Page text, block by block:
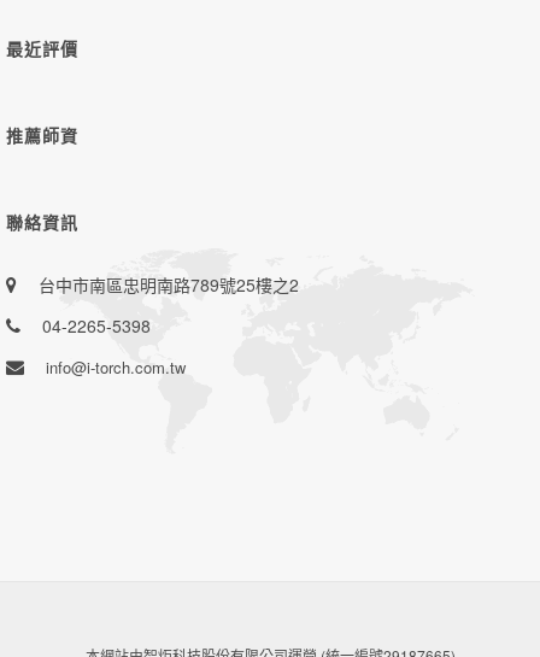
最近評價
推薦師資
聯絡資訊
台中市南區忠明南路789號25樓之2
04-2265-5398
info@i-torch.com.tw